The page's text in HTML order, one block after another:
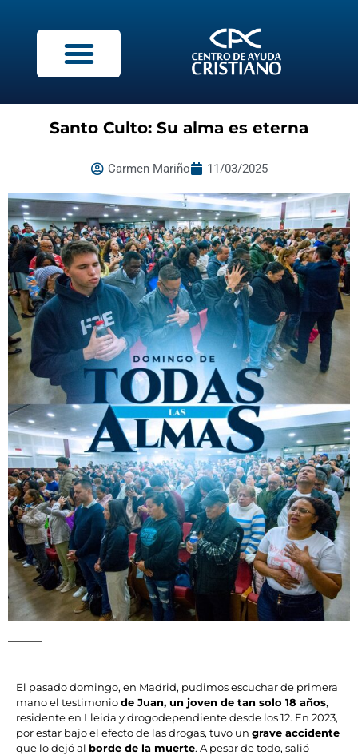
Santo Culto: Su alma es eterna
Carmen Mariño 11/03/2025
El pasado domingo, en Madrid, pudimos escuchar de primera
mano el testimoniode Juan, un joven de tan solo 18 años,
residente en Lleida y drogodependiente desde los 12. En 2023,
por estar bajo el efecto de las drogas, tuvo un grave accidente
que lo dejó al borde de la muerte. A pesar de todo, salió